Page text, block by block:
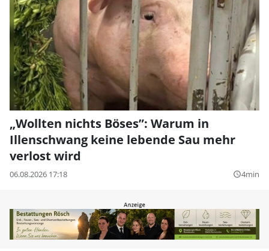
„Wollten nichts Böses”: Warum in
Illenschwang keine lebende Sau mehr
verlost wird
06.08.2026 17:18 query_builder4min